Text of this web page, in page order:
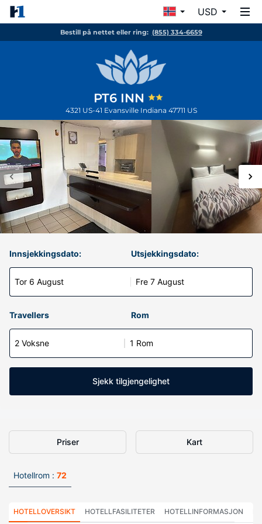
USD
Bestill på nettet eller ring: (855) 334-6659
PT6 INN
4321 US-41 Evansville Indiana 47711 US
Innsjekkingsdato:
Tor 6 August
Utsjekkingsdato:
Fre 7 August
Travellers Rom
2 Voksne 1 Rom
Sjekk tilgjengelighet
Priser Kart
Hotellrom : 72
HOTELLOVERSIKT HOTELLFASILITETER HOTELLINFORMASJON